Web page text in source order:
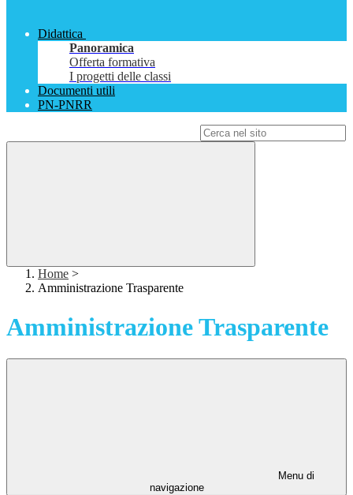
Didattica
Panoramica
Offerta formativa
I progetti delle classi
Documenti utili
PN-PNRR
Home >
Amministrazione Trasparente
Amministrazione Trasparente
Menu di
navigazione